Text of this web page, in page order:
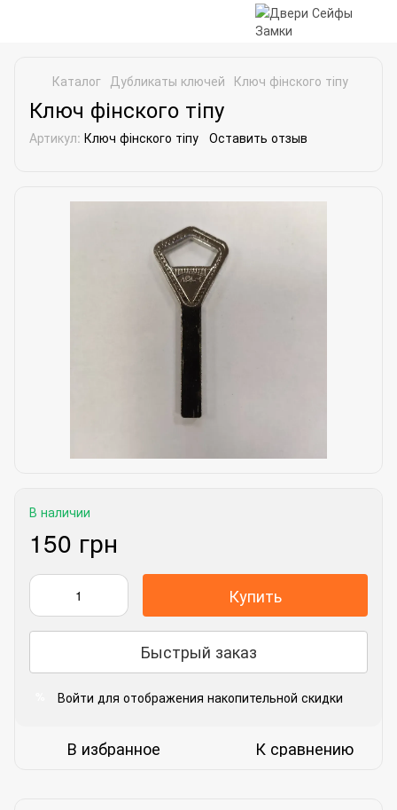
Каталог Дубликаты ключей Ключ фінского тіпу
Ключ фінского тіпу
Артикул: Ключ фінского тіпу Оставить отзыв
В наличии
150 грн
Купить
Быстрый заказ
Войти для отображения накопительной скидки
В избранное К сравнению